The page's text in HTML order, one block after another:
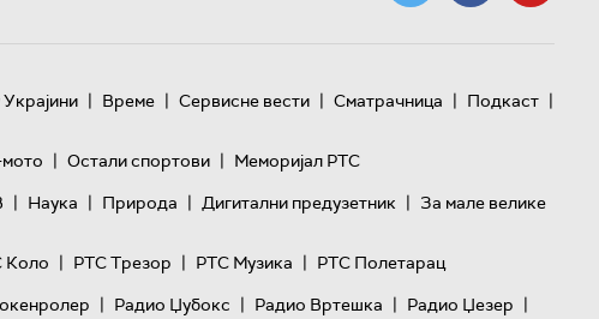
Украјини | Време | Сервисне вести | Сматрачница | Подкаст |
| Остали спортови | Меморијал РТС
| Наука | Природа | Дигитални предузетник | За мале велике
Коло | РТС Трезор | РТС Музика | РТС Полетарац
| Радио Џубокс | Радио Вртешка | Радио Џезер |